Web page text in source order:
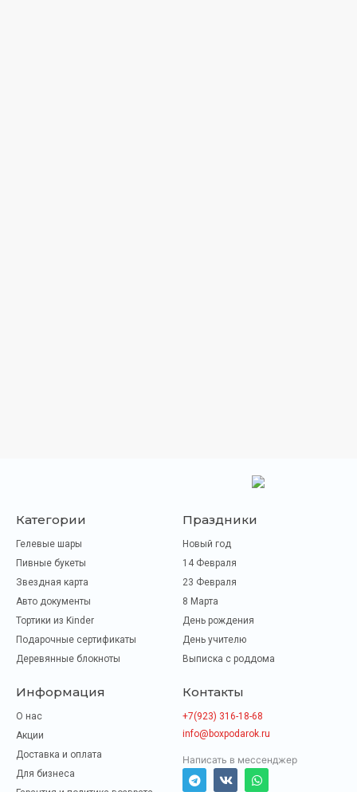
Категории
Гелевые шары
Пивные букеты
Звездная карта
Авто документы
Тортики из Kinder
Подарочные сертификаты
Деревянные блокноты
Праздники
Новый год
14 Февраля
23 Февраля
8 Марта
День рождения
День учителю
Выписка с роддома
Информация
О нас
Акции
Доставка и оплата
Для бизнеса
Контакты
+7(923) 316-18-68
info@boxpodarok.ru
Написать в мессенджер
T
V
W